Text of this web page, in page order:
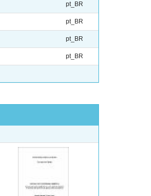
pt_BR
pt_BR
pt_BR
pt_BR